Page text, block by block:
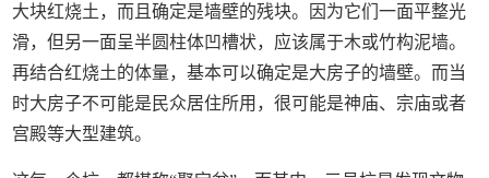
大块红烧土，而且确定是墙壁的残块。因为它们一面平整光
滑，但另一面呈半圆柱体凹槽状，应该属于木或竹构泥墙。
再结合红烧土的体量，基本可以确定是大房子的墙壁。而当
时大房子不可能是民众居住所用，很可能是神庙、宗庙或者
宫殿等大型建筑。